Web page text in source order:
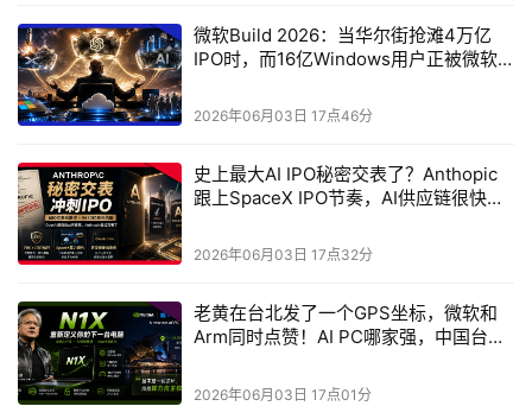
未来，这一技术还可延伸至 CPO 与近封装光学等场
景，为下一代数据中心内部的高速光互连提供更灵活、低功
耗的路径选择。
营收，到下一代ASIC项目持续推进，再到400Gbps CPO和
MicroLED硅光子互连技术的集中亮相，联发科在
Computex 2026上所展示的，已远不止一家终端芯片公司
微软Build 2026：当华尔街抢滩4万亿
IPO时，而16亿Windows用户正被微软
2026年06月03日 17点46分
史上最大AI IPO秘密交表了？Anthopic
跟上SpaceX IPO节奏，AI供应链很快又
2026年06月03日 17点32分
老黄在台北发了一个GPS坐标，微软和
Arm同时点赞！AI PC哪家强，中国台北
2026年06月03日 17点01分